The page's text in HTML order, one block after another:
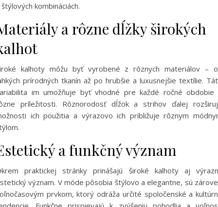
kombináciách.
a rôzne dĺžky širokých
kalhoty môžu byť vyrobené z rôznych materiálov –
prírodných tkanín až po hrubšie a luxusnejšie textílie.
im umožňuje byť vhodné pre každé ročné obdobie
príležitosti. Rôznorodosť dĺžok a strihov ďalej
ich použitia a výrazovo ich približuje rôznym
a funkčný význam
praktickej stránky prinášajú široké kalhoty aj
význam. V móde pôsobia štýlovo a elegantne, sú
prvkom, ktorý odráža určité spoločenské a